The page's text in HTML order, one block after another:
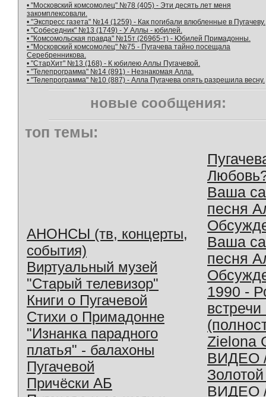
• "Московский комсомолец" №78 (405) - Эти десять лет меня
закомплексовали.
• "Экспресс газета" №14 (1259) - Как погибали влюбленные в Пугачеву.
• "Собеседник" №13 (1749) - У Аллы - юбилей.
• "Комсомольская правда" №15т (26965-т) - Юбилей Примадонны.
• "Московский комсомолец" №75 - Пугачева тайно посещала
Серебренникова.
• "СтарХит" №13 (168) - К юбилею Аллы Пугачевой.
• "Телепрограмма" №14 (891) - Незнакомая Алла.
• "Телепрограмма" №10 (887) - Алла Пугачева опять разрешила весну.
новые сообщения:
топ темы:
АНОНСЫ (тв, концерты,
события)
Виртуальный музей
"Старый телевизор"
Книги о Пугачевой
Стихи о Примадонне
"Изнанка парадного
платья" - балахоны
Пугачевой
Причёски АБ
Ваша
песня
Ваша
песня
1990 -
Zielona
ВИДЕО
ВИДЕО